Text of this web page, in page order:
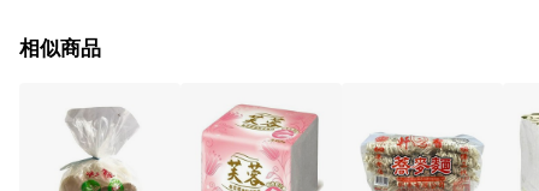
錄，相關問題請於保留時間內聯絡客服中心，並由康達盛通生活
話題性或期間限定商品來滿足您的喜好。
相似商品